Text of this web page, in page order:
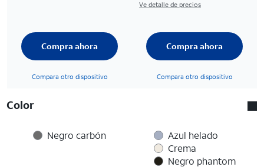
Ve detalle de precios
Compra ahora
Compara otro dispositivo
Compra ahora
Compara otro dispositivo
Color
Negro carbón
Azul helado
Crema
Negro phantom